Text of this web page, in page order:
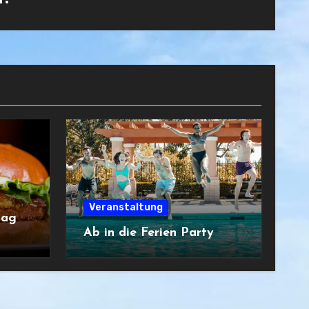
Veranstaltung
Ab in die Ferien Party